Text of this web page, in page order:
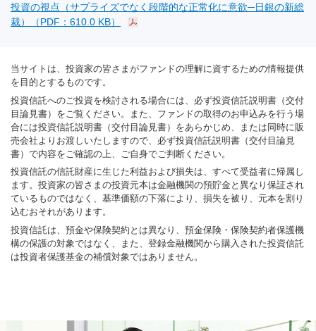
投資の視点（サプライズでなく段階的な正常化に意欲─日銀の新総
裁）（PDF：610.0 KB）
当サイトは、投資家の皆さまがファンドの理解に資するための情報提供
を目的とするものです。
投資信託へのご投資を検討される場合には、必ず投資信託説明書（交付
目論見書）をご覧ください。また、ファンドの取得のお申込みを行う場
合には投資信託説明書（交付目論見書）をあらかじめ、または同時に販
売会社よりお渡しいたしますので、必ず投資信託説明書（交付目論見
書）で内容をご確認の上、ご自身でご判断ください。
投資信託の信託財産に生じた利益および損失は、すべて受益者に帰属し
ます。投資家の皆さまの投資元本は金融機関の預貯金と異なり保証され
ているものではなく、基準価額の下落により、損失を被り、元本を割り
込むおそれがあります。
投資信託は、預金や保険契約とは異なり、預金保険・保険契約者保護機
構の保護の対象ではなく、また、登録金融機関から購入された投資信託
は投資者保護基金の補償対象ではありません。